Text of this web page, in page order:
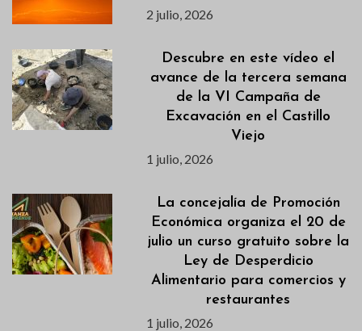
2 julio, 2026
Descubre en este vídeo el
avance de la tercera semana
de la VI Campaña de
Excavación en el Castillo
Viejo
1 julio, 2026
La concejalía de Promoción
Económica organiza el 20 de
julio un curso gratuito sobre la
Ley de Desperdicio
Alimentario para comercios y
restaurantes
1 julio, 2026